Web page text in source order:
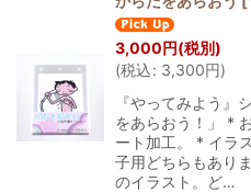
3,000 円(税別)
(税込: 3,300円)
『やってみよう
をあらおう！」 *
ート加工。 * イラ
子用どちらもあり
のイラスト。ど…